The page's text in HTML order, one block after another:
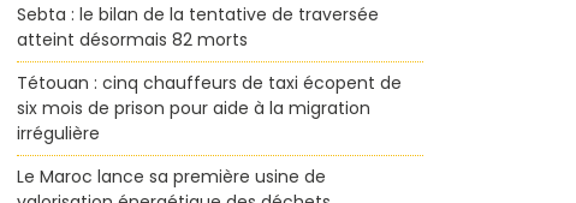
Sebta : le bilan de la tentative de traversée
atteint désormais 82 morts
Tétouan : cinq chauffeurs de taxi écopent de
six mois de prison pour aide à la migration
irrégulière
Le Maroc lance sa première usine de